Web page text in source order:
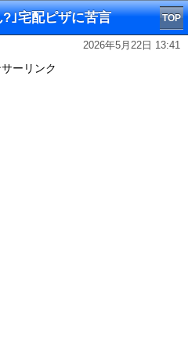
｣宅配ピザに苦言 TOP
2026年5月22日 13:41
ーリンク